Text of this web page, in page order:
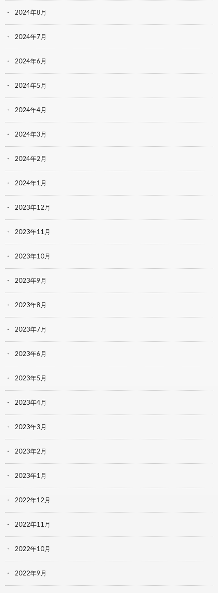
2024年8月
2024年7月
2024年6月
2024年5月
2024年4月
2024年3月
2024年2月
2024年1月
2023年12月
2023年11月
2023年10月
2023年9月
2023年8月
2023年7月
2023年6月
2023年5月
2023年4月
2023年3月
2023年2月
2023年1月
2022年12月
2022年11月
2022年10月
2022年9月